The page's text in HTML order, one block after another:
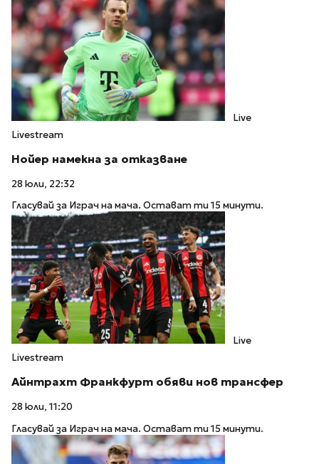
Live
Livestream
Нойер намекна за отказване
28 юли, 22:32
Гласувай за Играч на мача. Остават ти 15 минути.
Live
Livestream
Айнтрахт Франкфурт обяви нов трансфер
28 юли, 11:20
Гласувай за Играч на мача. Остават ти 15 минути.